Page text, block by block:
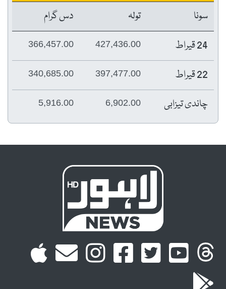
سونا
تولہ
دس گرام
24 قیراط
427,436.00
366,457.00
22 قیراط 397,477.00
340,685.00
چاندی تیزابی 6,902.00
5,916.00